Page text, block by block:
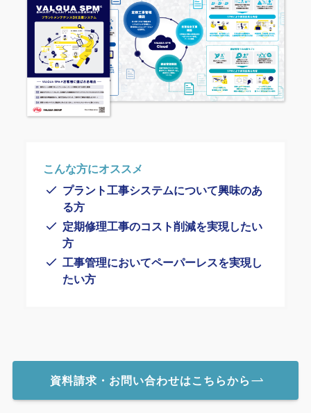
こんな方にオススメ
プラント工事システムについて興味のあ
る方
定期修理工事のコスト削減を実現したい
方
工事管理においてペーパーレスを実現し
たい方
資料請求・お問い合わせはこちらから